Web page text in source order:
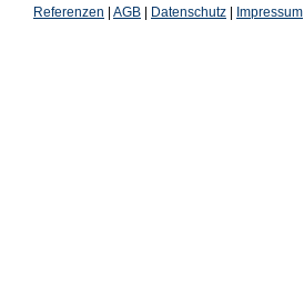
Referenzen AGB Datenschutz Impressum